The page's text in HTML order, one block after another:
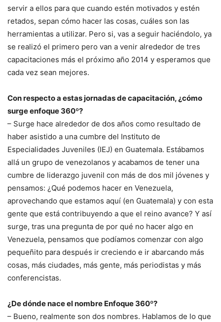
servir a ellos para que cuando estén motivados y estén
retados, sepan cómo hacer las cosas, cuáles son las
herramientas a utilizar. Pero si, vas a seguir haciéndolo, ya
se realizó el primero pero van a venir alrededor de tres
capacitaciones más el próximo año 2014 y esperamos que
cada vez sean mejores.
Con respecto a estas jornadas de capacitación, ¿cómo
surge enfoque 360º?
– Surge hace alrededor de dos años como resultado de
haber asistido a una cumbre del Instituto de
Especialidades Juveniles (IEJ) en Guatemala. Estábamos
allá un grupo de venezolanos y acabamos de tener una
cumbre de liderazgo juvenil con más de dos mil jóvenes y
pensamos: ¿Qué podemos hacer en Venezuela,
aprovechando que estamos aquí (en Guatemala) y con esta
gente que está contribuyendo a que el reino avance? Y así
surge, tras una pregunta de por qué no hacer algo en
Venezuela, pensamos que podíamos comenzar con algo
pequeñito para después ir creciendo e ir abarcando más
cosas, más ciudades, más gente, más periodistas y más
conferencistas.
¿De dónde nace el nombre Enfoque 360º?
– Bueno, realmente son dos nombres. Hablamos de lo que